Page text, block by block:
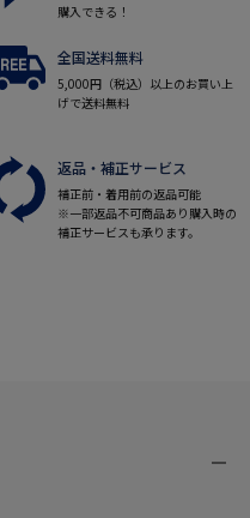
購入できる！
全国送料無料
5,000円（税込）以上のお買い上
げで送料無料
返品・補正サービス
補正前・着用前の返品可能
※一部返品不可商品あり購入時の
補正サービスも承ります。